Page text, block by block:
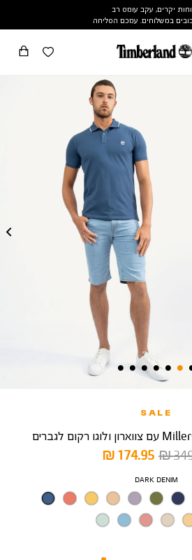
יקרים, עקב עומס רב
במשלוחים. עמכם הסליחה
SALE
מחיר
מוצר
174.95 ₪
צבע
DARK DENIM